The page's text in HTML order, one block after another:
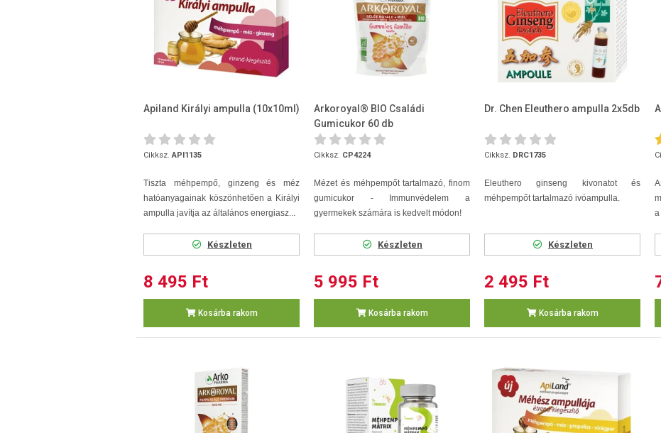
Apiland Királyi ampulla (10x10ml)
Cikksz.API1135
Tiszta méhpempő, ginzeng és méz
hatóanyagainak köszönhetően a Királyi
ampulla javítja az általános energiasz...
Készleten
8 495 Ft
Kosárba rakom
Arkoroyal® BIO Családi
Gumicukor 60 db
Cikksz. CP4224
Mézet és méhpempőt tartalmazó, finom
gumicukor - Immunvédelem a
gyermekek számára is kedvelt módon!
Készleten
5 995 Ft
Kosárba rakom
Dr. Chen Eleuthero ampulla 2x5db
Cikksz. DRC1735
Eleuthero ginseng kivonatot és
méhpempőt tartalmazó ivóampulla.
Készleten
2 495 Ft
Kosárba rakom
a